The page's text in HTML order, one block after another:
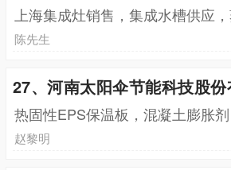
上海集成灶销售，集成水槽供应
陈先生
27、河南太阳伞节能科技股份
热固性EPS保温板，混凝土膨胀
赵黎明